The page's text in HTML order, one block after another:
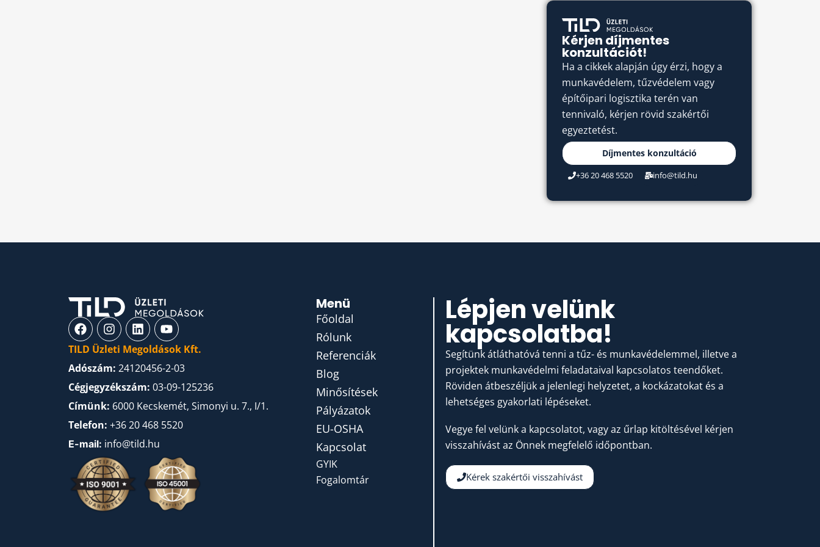
Kérjen díjmentes
konzultációt!
Ha a cikkek alapján úgy érzi, hogy a
munkavédelem, tűzvédelem vagy
építőipari logisztika terén van
tennivaló, kérjen rövid szakértői
egyeztetést.
Díjmentes konzultáció
+36 20 468 5520 info@tild.hu
TILD Üzleti Megoldások Kft.
Adószám: 24120456-2-03
Cégjegyzékszám: 03-09-125236
Címünk: 6000 Kecskemét, Simonyi u. 7., I/1.
Telefon: +36 20 468 5520
E-mail: info@tild.hu
Menü
Főoldal
Rólunk
Referenciák
Blog
Minősítések
Pályázatok
EU-OSHA
Kapcsolat
GYIK
Fogalomtár
Lépjen velünk
kapcsolatba!
Segítünk átláthatóvá tenni a tűz- és munkavédelemmel, illetve a
projektek munkavédelmi feladataival kapcsolatos teendőket.
Röviden átbeszéljük a jelenlegi helyzetet, a kockázatokat és a
lehetséges gyakorlati lépéseket.
Vegye fel velünk a kapcsolatot, vagy az űrlap kitöltésével kérjen
visszahívást az Önnek megfelelő időpontban.
Kérek szakértői visszahívást